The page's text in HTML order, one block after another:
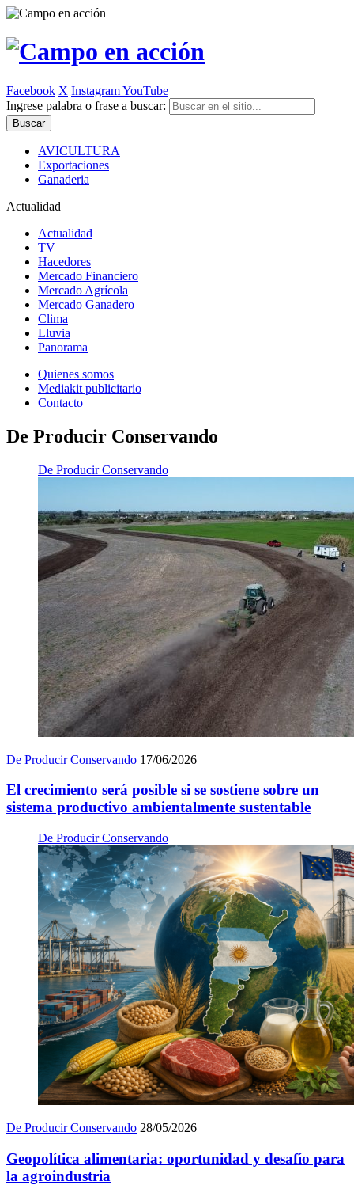
Facebook X InstagramYouTube
Ingrese palabra o frase a buscar:
AVICULTURA
Exportaciones
Ganaderia
Actualidad
Actualidad
TV
Hacedores
Mercado Financiero
Mercado Agrícola
Mercado Ganadero
Clima
Lluvia
Panorama
Quienes somos
Mediakit publicitario
Contacto
De Producir Conservando
De Producir Conservando
De Producir Conservando 17/06/2026
El crecimiento será posible si se sostiene sobre un
sistema productivo ambientalmente sustentable
De Producir Conservando
De Producir Conservando 28/05/2026
Geopolítica alimentaria: oportunidad y desafío para
la agroindustria